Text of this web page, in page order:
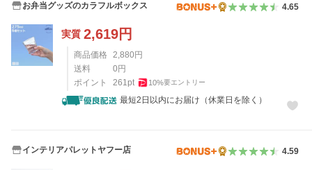
お弁当グッズのカラフルボックス 4.65
実質 2,619円
商品価格 2,880 円
送料
0 円
ポイント
261pt 10%要エントリー
最短2日以内にお届け（休業日を除く）
インテリアパレットヤフー店 4.59